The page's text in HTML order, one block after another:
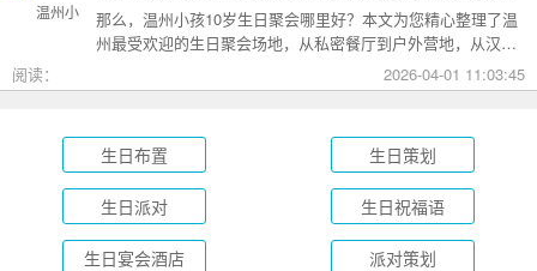
那么，温州小孩10岁生日聚会哪里好？本文为您精心整理了温
州最受欢迎的生日聚会场地，从私密餐厅到户外营地，从汉服
成长礼到绿茵场派对，总有一款适合您的孩子！
阅读： 2026-04-01 11:03:45
生日布置 生日策划
生日派对 生日祝福语
生日宴会酒店 派对策划